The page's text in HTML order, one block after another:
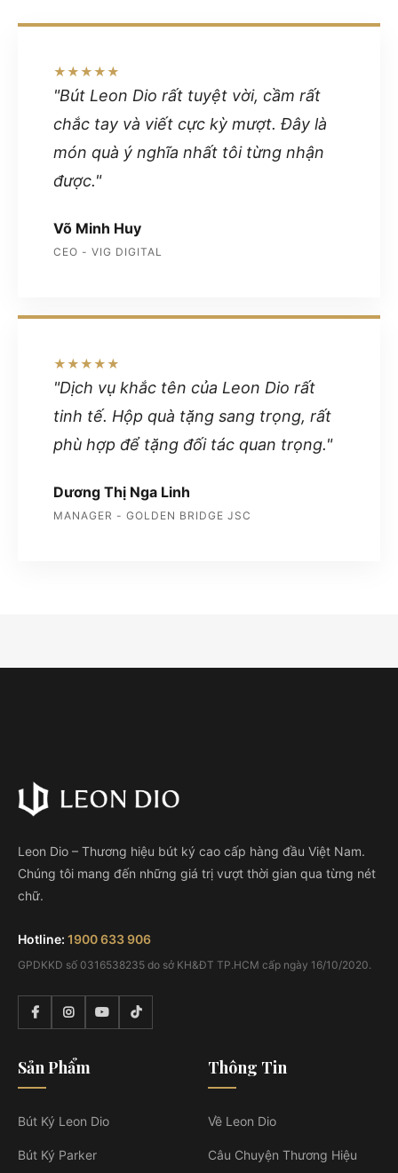
★★★★★
"Bút Leon Dio rất tuyệt vời, cầm rất
chắc tay và viết cực kỳ mượt. Đây là
món quà ý nghĩa nhất tôi từng nhận
được."
Võ Minh Huy
CEO - VIG DIGITAL
★★★★★
"Dịch vụ khắc tên của Leon Dio rất
tinh tế. Hộp quà tặng sang trọng, rất
phù hợp để tặng đối tác quan trọng."
Dương Thị Nga Linh
MANAGER - GOLDEN BRIDGE JSC
Leon Dio – Thương hiệu bút ký cao cấp hàng đầu Việt Nam.
Chúng tôi mang đến những giá trị vượt thời gian qua từng nét
chữ.
Hotline: 1900 633 906
GPDKKD số 0316538235 do sở KH&ĐT TP.HCM cấp ngày 16/10/2020.
Sản Phẩm
Bút Ký Leon Dio
Bút Ký Parker
Thông Tin
Về Leon Dio
Câu Chuyện Thương Hiệu